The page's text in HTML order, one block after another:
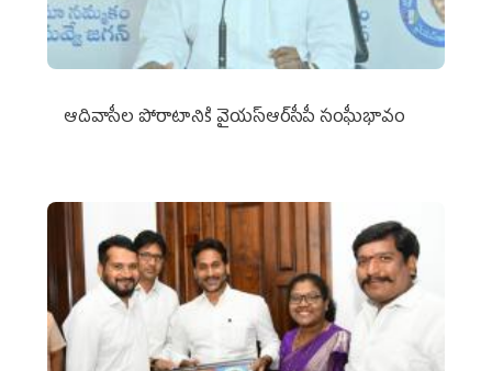
ఆదివాసీల పోరాటానికి వైయ‌స్ఆర్‌సీపీ సంఘీభావం